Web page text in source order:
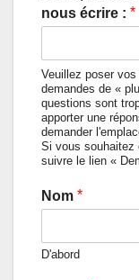
nous écrire : *
Veuillez poser
demandes de «
questions sont
apporter une
demander
Si vous souhaitez
suivre le lien «
Nom *
D'abord